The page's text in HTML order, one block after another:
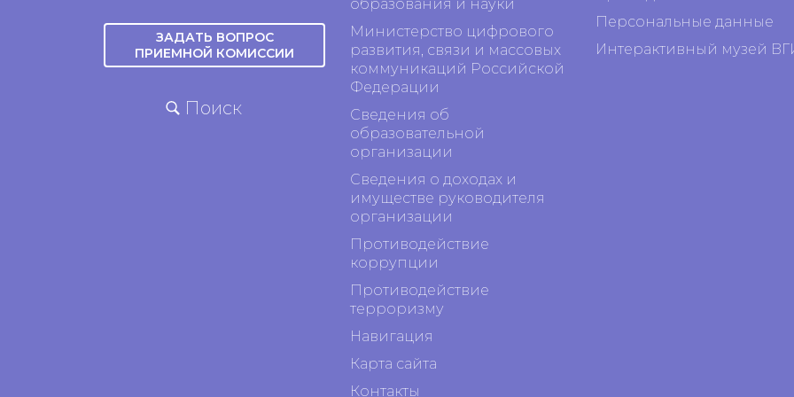
ЗАДАТЬ ВОПРОС
ПРИЕМНОЙ КОМИССИИ
Поиск
образования и науки
Министерство цифрового
развития, связи и массовых
коммуникаций Российской
Федерации
Сведения об
образовательной
организации
Сведения о доходах и
имуществе руководителя
организации
Противодействие
коррупции
Противодействие
терроризму
Навигация
Карта сайта
Контакты
Персональные данные
Интерактивный музей